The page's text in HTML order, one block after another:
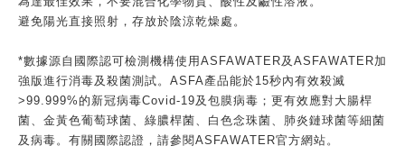
避免陽光直接照射，存放於陰涼乾燥處。
*數據源自國際認可檢測機構使用ASFAWATER及ASFAWATER加
強版進行消毒及殺菌測試。ASFA產品能於15秒內有效殺滅
>99.999%的新冠病毒Covid-19及包膜病毒；更有效應對大腸桿
菌、金黃色葡萄球菌、綠膿桿菌、白色念珠菌、肺炎鏈球菌等細菌
及病毒。有關國際認證，請參閱ASFAWATER官方網站。